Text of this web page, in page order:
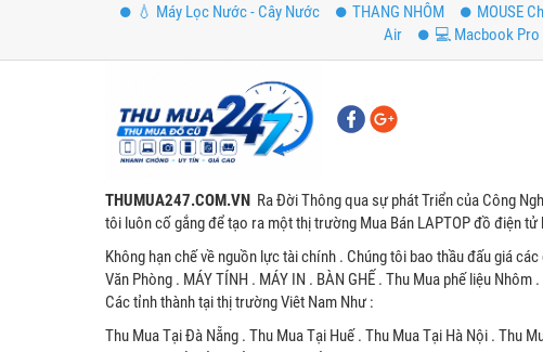
💧 Máy Lọc Nước - Cây Nước
THANG NHÔM MOUSE
Air
💻 Macbook Pro
THUMUA247.COM.VN Ra Đời Thông qua sự phát Triển của Công
tôi luôn cố gắng để tạo ra một thị trường Mua Bán LAPTOP đồ điện tử
Không hạn chế về nguồn lực tài chính . Chúng tôi bao thầu đấu giá
Văn Phòng . MÁY TÍNH . MÁY IN . BÀN GHẾ . Thu Mua phế liệu
Các tỉnh thành tại thị trường Viêt Nam Như :
Thu Mua Tại Đà Nẵng . Thu Mua Tại Huế . Thu Mua Tại Hà Nội . Thu